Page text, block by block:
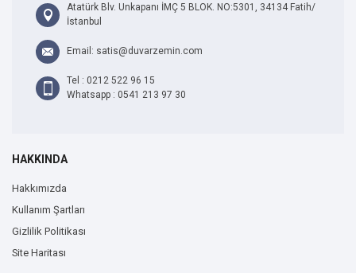
Atatürk Blv. Unkapanı İMÇ 5 BLOK. NO:5301, 34134 Fatih/
İstanbul
Email: satis@duvarzemin.com
Tel : 0212 522 96 15
Whatsapp : 0541 213 97 30
HAKKINDA
Hakkımızda
Kullanım Şartları
Gizlilik Politikası
Site Haritası